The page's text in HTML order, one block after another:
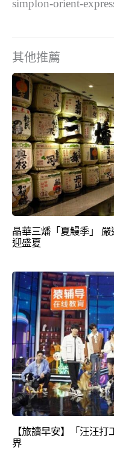
simplon-orient-
其他推薦
晶華三燔「夏鰻季」
迎盛夏
【旅讀早安】「汪汪
界